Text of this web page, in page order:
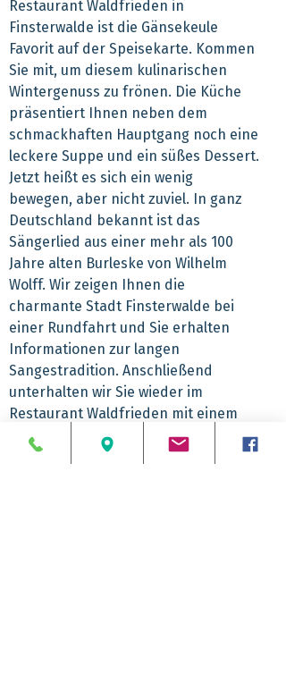
Restaurant Waldfrieden in
Finsterwalde ist die Gänsekeule
Favorit auf der Speisekarte. Kommen
Sie mit, um diesem kulinarischen
Wintergenuss zu frönen. Die Küche
präsentiert Ihnen neben dem
schmackhaften Hauptgang noch eine
leckere Suppe und ein süßes Dessert.
Jetzt heißt es sich ein wenig
bewegen, aber nicht zuviel. In ganz
Deutschland bekannt ist das
Sängerlied aus einer mehr als 100
Jahre alten Burleske von Wilhelm
Wolff. Wir zeigen Ihnen die
charmante Stadt Finsterwalde bei
einer Rundfahrt und Sie erhalten
Informationen zur langen
Sangestradition. Anschließend
unterhalten wir Sie wieder im
Restaurant Waldfrieden mit einem
kleinen Musikprogramm, während
Sie es sich gut gehen lassen bei